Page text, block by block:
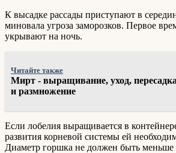
К высадке рассады приступают в
миновала угроза заморозков. Первое
укрывают на ночь.
Читайте также
Мирт - выращивание, уход, пересадка
и размножение
Если лобелия выращивается в
развития корневой системы ей
Диаметр горшка не должен быть меньше